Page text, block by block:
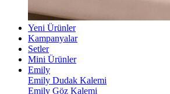
Yeni Ürünler
Kampanyalar
Setler
Mini Ürünler
Emily
Emily Dudak Kalemi
Emily Göz Kalemi